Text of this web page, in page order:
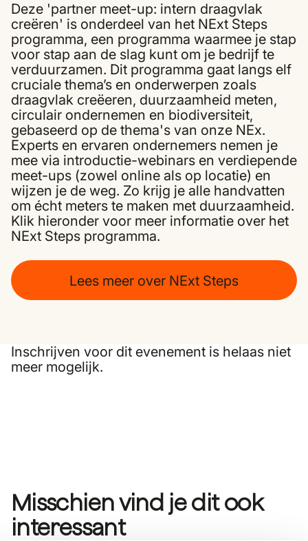
Deze 'partner meet-up: intern draagvlak
creëren' is onderdeel van het NExt Steps
programma, een programma waarmee je stap
voor stap aan de slag kunt om je bedrijf te
verduurzamen. Dit programma gaat langs elf
cruciale thema’s en onderwerpen zoals
draagvlak creëeren, duurzaamheid meten,
circulair ondernemen en biodiversiteit,
gebaseerd op de thema's van onze NEx.
Experts en ervaren ondernemers nemen je
mee via introductie-webinars en verdiepende
meet-ups (zowel online als op locatie) en
wijzen je de weg. Zo krijg je alle handvatten
om écht meters te maken met duurzaamheid.
Klik hieronder voor meer informatie over het
NExt Steps programma.
Lees meer over NExt Steps
Inschrijven voor dit evenement is helaas niet
meer mogelijk.
Misschien vind je dit ook
interessant